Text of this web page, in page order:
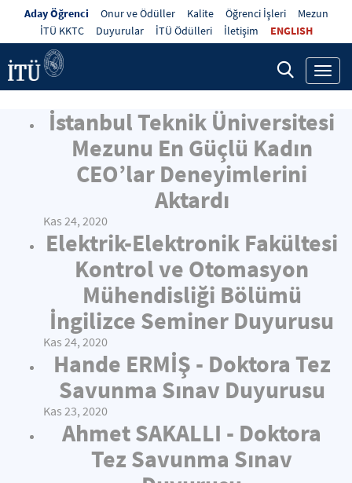
Aday Öğrenci Onur ve Ödüller Kalite Öğrenci İşleri
Mezun
İTÜ KKTC
Duyurular İTÜ Ödülleri İletişim ENGLISH
İstanbul Teknik Üniversitesi
Mezunu En Güçlü Kadın
CEO’lar Deneyimlerini
Aktardı
Kas 24, 2020
Elektrik-Elektronik Fakültesi
Kontrol ve Otomasyon
Mühendisliği Bölümü
İngilizce Seminer Duyurusu
Kas 24, 2020
Hande ERMİŞ - Doktora Tez
Savunma Sınav Duyurusu
Kas 23, 2020
Ahmet SAKALLI - Doktora
Tez Savunma Sınav